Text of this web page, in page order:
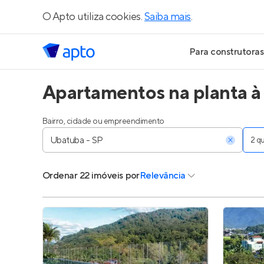
O Apto utiliza cookies.Saiba mais.
Para construtoras
Geração de
Geração de
Parcerias
Anunciar
Apartamentos na planta
Bairro, cidade ou empreendimento
2
Ordenar 22 imóveis porRelevância